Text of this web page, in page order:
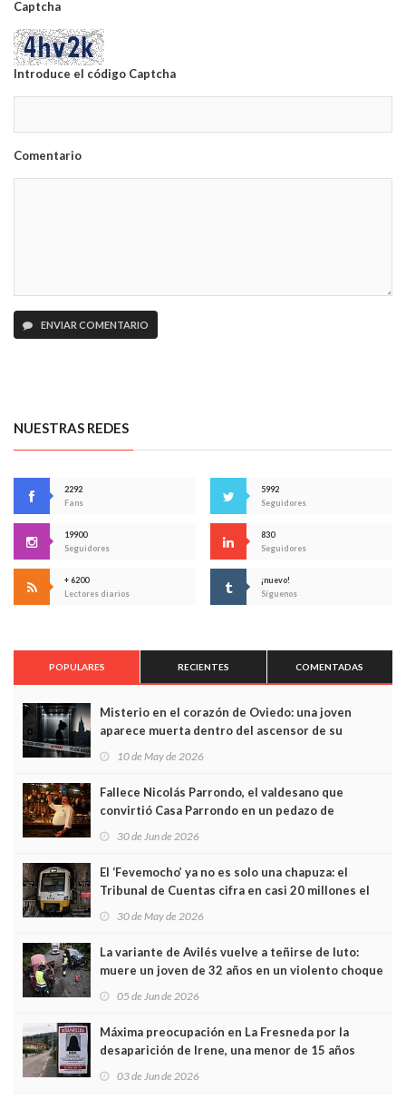
Captcha
Introduce el código Captcha
Comentario
ENVIAR COMENTARIO
NUESTRAS REDES
2292
Fans
5992
Seguidores
19900
Seguidores
830
Seguidores
+ 6200
Lectores diarios
¡nuevo!
Síguenos
POPULARES RECIENTES COMENTADAS
Misterio en el corazón de Oviedo: una joven
aparece muerta dentro del ascensor de su
edificio y las cámaras captan sus últimos minutos
10 de May de 2026
Fallece Nicolás Parrondo, el valdesano que
convirtió Casa Parrondo en un pedazo de
Asturias en Madrid
30 de Jun de 2026
El ‘Fevemocho’ ya no es solo una chapuza: el
Tribunal de Cuentas cifra en casi 20 millones el
sobrecoste de los trenes que no cabían por los
30 de May de 2026
La variante de Avilés vuelve a teñirse de luto:
muere un joven de 32 años en un violento choque
frontal
05 de Jun de 2026
Máxima preocupación en La Fresneda por la
desaparición de Irene, una menor de 15 años
03 de Jun de 2026